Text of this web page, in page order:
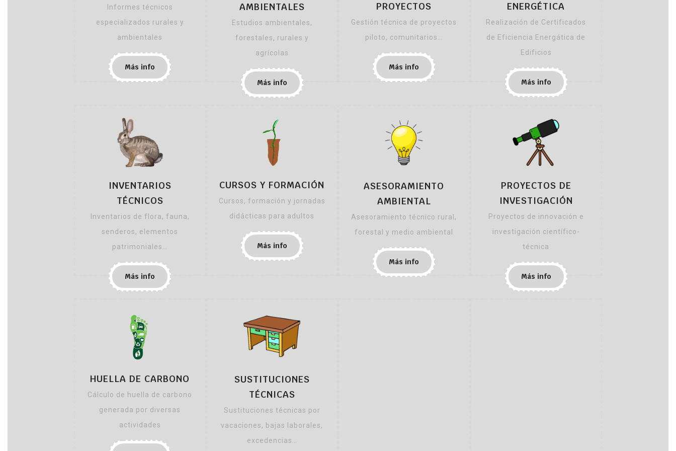
Informes técnicos
especializados rurales y
ambientales
Más info
AMBIENTALES
Estudios ambientales,
forestales, rurales y
agrícolas
Más info
PROYECTOS
Gestión técnica de proyectos
piloto, comunitarios…
Más info
ENERGÉTICA
Realización de Certificados
de Eficiencia Energática de
Edificios
Más info
INVENTARIOS
TÉCNICOS
Inventarios de flora, fauna,
senderos, elementos
patrimoniales…
Más info
CURSOS Y FORMACIÓN
Cursos, formación y jornadas
didácticas para adultos
Más info
ASESORAMIENTO
AMBIENTAL
Asesoramiento técnico rural,
forestal y medio ambiental
Más info
PROYECTOS DE
INVESTIGACIÓN
Proyectos de innovación e
investigación científico-
técnica
Más info
HUELLA DE CARBONO
Cálculo de huella de carbono
generada por diversas
actividades
SUSTITUCIONES
TÉCNICAS
Sustituciones técnicas por
vacaciones, bajas laborales,
excedencias…